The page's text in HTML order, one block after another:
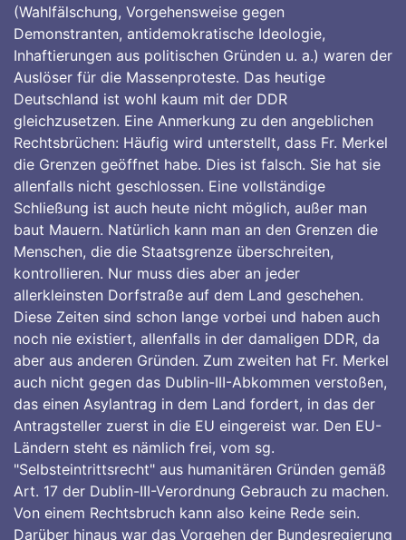
(Wahlfälschung, Vorgehensweise gegen
Demonstranten, antidemokratische Ideologie,
Inhaftierungen aus politischen Gründen u. a.) waren der
Auslöser für die Massenproteste. Das heutige
Deutschland ist wohl kaum mit der DDR
gleichzusetzen. Eine Anmerkung zu den angeblichen
Rechtsbrüchen: Häufig wird unterstellt, dass Fr. Merkel
die Grenzen geöffnet habe. Dies ist falsch. Sie hat sie
allenfalls nicht geschlossen. Eine vollständige
Schließung ist auch heute nicht möglich, außer man
baut Mauern. Natürlich kann man an den Grenzen die
Menschen, die die Staatsgrenze überschreiten,
kontrollieren. Nur muss dies aber an jeder
allerkleinsten Dorfstraße auf dem Land geschehen.
Diese Zeiten sind schon lange vorbei und haben auch
noch nie existiert, allenfalls in der damaligen DDR, da
aber aus anderen Gründen. Zum zweiten hat Fr. Merkel
auch nicht gegen das Dublin-III-Abkommen verstoßen,
das einen Asylantrag in dem Land fordert, in das der
Antragsteller zuerst in die EU eingereist war. Den EU-
Ländern steht es nämlich frei, vom sg.
"Selbsteintrittsrecht" aus humanitären Gründen gemäß
Art. 17 der Dublin-III-Verordnung Gebrauch zu machen.
Von einem Rechtsbruch kann also keine Rede sein.
Darüber hinaus war das Vorgehen der Bundesregierung